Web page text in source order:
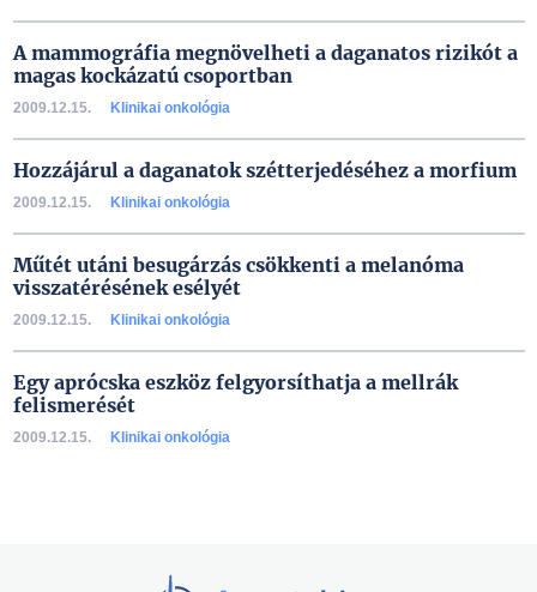
A mammográfia megnövelheti a daganatos rizikót a
magas kockázatú csoportban
2009.12.15. Klinikai onkológia
Hozzájárul a daganatok szétterjedéséhez a morfium
2009.12.15. Klinikai onkológia
Műtét utáni besugárzás csökkenti a melanóma
visszatérésének esélyét
2009.12.15. Klinikai onkológia
Egy aprócska eszköz felgyorsíthatja a mellrák
felismerését
2009.12.15. Klinikai onkológia